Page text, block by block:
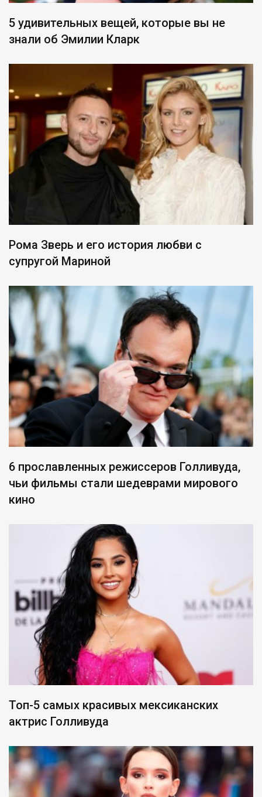
5 удивительных вещей, которые вы не
знали об Эмилии Кларк
Рома Зверь и его история любви с
супругой Мариной
6 прославленных режиссеров Голливуда,
чьи фильмы стали шедеврами мирового
кино
Топ-5 самых красивых мексиканских
актрис Голливуда